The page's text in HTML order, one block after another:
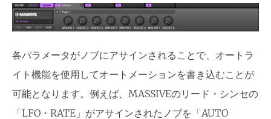
各パラメータがノブにアサインされることで、オートラ
イト機能を使用してオートメーションを書き込むことが
可能となります。例えば、MASSIVEのリード・シンセの
「LFO・RATE」がアサインされたノブを「AUTO